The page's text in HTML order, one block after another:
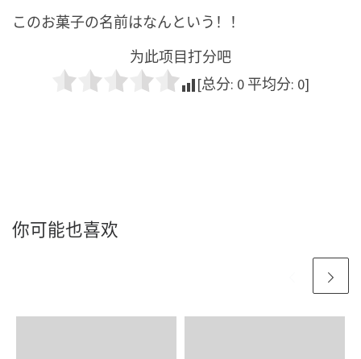
このお菓子の名前はなんという！！
为此项目打分吧
[总分: 0 平均分: 0]
你可能也喜欢